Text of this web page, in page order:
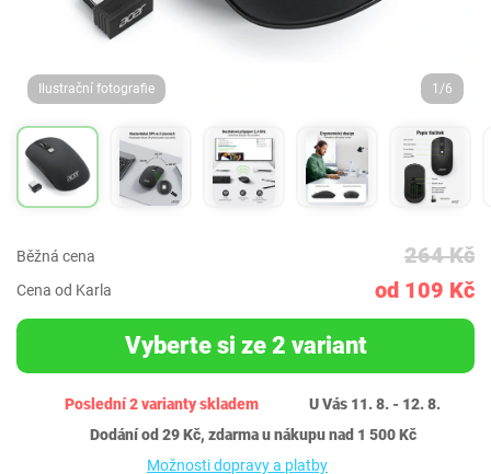
Ilustrační fotografie 1/6
Běžná cena 264 Kč
Cena od Karla od 109 Kč
Vyberte si ze 2 variant
Poslední 2 varianty skladem
U Vás 11. 8. - 12. 8.
Dodání od 29 Kč, zdarma u nákupu nad 1 500 Kč
Možnosti dopravy a platby